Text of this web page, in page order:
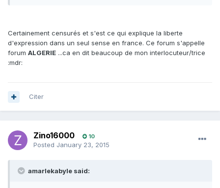
Certainement censurés et s'est ce qui explique la liberte
d'expression dans un seul sense en france. Ce forum s'appelle
forum ALGERIE ...ca en dit beaucoup de mon interlocuteur/trice
:mdr:
Citer
Zino16000 10
Posted January 23, 2015
amarlekabyle said: